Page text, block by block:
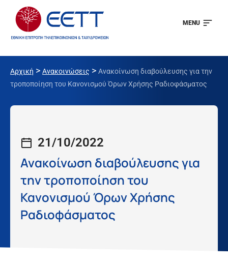
MENU
Αρχική > Ανακοινώσεις > Ανακοίνωση διαβούλευσης για την
τροποποίηση του Κανονισμού Όρων Χρήσης Ραδιοφάσματος
21/10/2022
Ανακοίνωση διαβούλευσης για
την τροποποίηση του
Κανονισμού Όρων Χρήσης
Ραδιοφάσματος